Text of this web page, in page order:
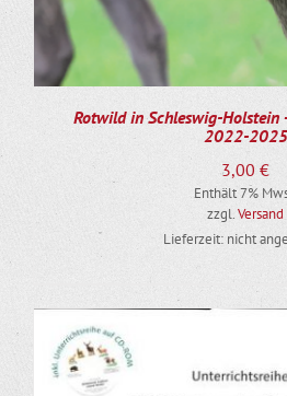
Rotwild in Schleswig-Holstein
2022-2025
3,00€
Enthält 7%
zzgl.Versand
Lieferzeit: nicht